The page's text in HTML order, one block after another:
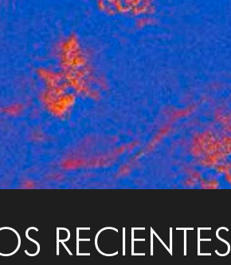
RECIENTES